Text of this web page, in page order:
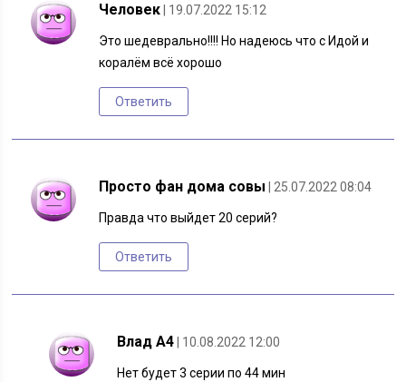
Человек | 19.07.2022 15:12
Это шедеврально!!!! Но надеюсь что с Идой и
коралём всё хорошо
Ответить
Просто фан дома совы | 25.07.2022 08:04
Правда что выйдет 20 серий?
Ответить
Влад А4 | 10.08.2022 12:00
Нет будет 3 серии по 44 мин